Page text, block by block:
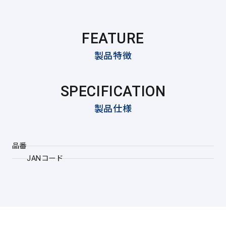
FEATURE
製品特徴
SPECIFICATION
製品仕様
品番
JANコード